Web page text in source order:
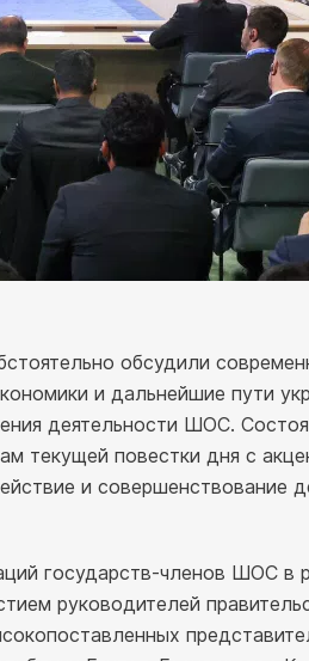
обсудили
и дальнейшие пути
деятельности ШОС.
текущей повестки дня с
и совершенствование
государств-членов ШОС в
руководителей